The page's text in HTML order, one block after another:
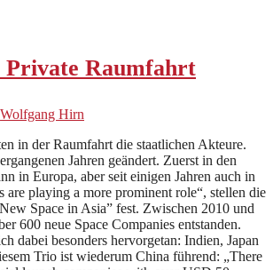
Raumfahrt
Wolfgang Hirn
in der Raumfahrt die staatlichen Akteure.
Jahren geändert. Zuerst in den
in Europa, aber seit einigen Jahren auch in
are playing a more prominent role“, stellen die
Space in Asia” fest. Zwischen 2010 und
600 neue Space Companies entstanden.
dabei besonders hervorgetan: Indien, Japan
Trio ist wiederum China führend: „There